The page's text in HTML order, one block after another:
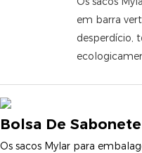
em barra
desperdício,
Bolsa De
Os sacos Mylar para